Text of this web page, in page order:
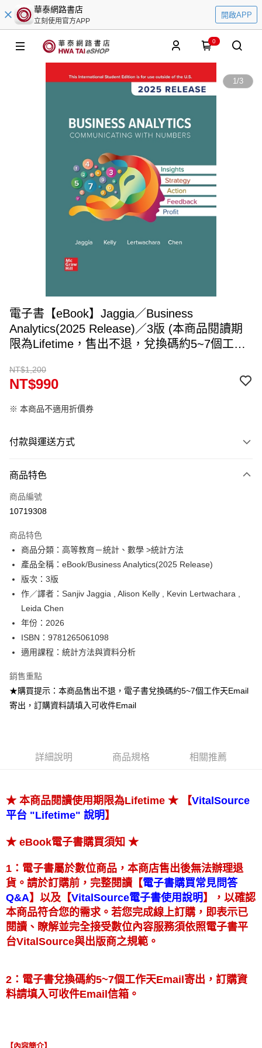
華泰網路書店
立刻使用官方APP
開啟APP
0
1/3
電子書【eBook】Jaggia／Business
Analytics(2025 Release)／3版 (本商品閱讀期
限為Lifetime，售出不退，兌換碼約5~7個工作
NT$1,200
NT$990
※ 本商品不適用折價券
付款與運送方式
信用卡一次付款
ATM付款
運送方式
數位發送
免運費
商品特色
商品編號
10719308
商品特色
商品分類：高等教育－統計、數學 >統計方法
產品全稱：eBook/Business Analytics(2025 Release)
版次：3版
作／譯者：Sanjiv Jaggia , Alison Kelly , Kevin Lertwachara ,
Leida Chen
年份：2026
ISBN：9781265061098
適用課程：統計方法與資料分析
銷售重點
★購買提示：本商品售出不退，電子書兌換碼約5~7個工作天Email
寄出，訂購資料請填入可收件Email
詳細說明 商品規格 相關推薦
★ 本商品閱讀使用期限為Lifetime ★ 【VitalSource
平台 "Lifetime" 說明 】
★ eBook電子書購買須知 ★
1：電子書屬於數位商品，本商店售出後無法辦理退
貨。請於訂購前，完整閱讀 【電子書購買常見問答
Q&A】 以及 【VitalSource電子書使用說明 】
，以確認
本商品符合您的需求。若您完成線上訂購，即表示已
閱讀、瞭解並完全接受數位內容服務須依照電子書平
台VitalSource與出版商之規範。
2：電子書兌換碼約5~7個工作天Email寄出，訂購資
料請填入可收件Email信箱。
【內容簡介】